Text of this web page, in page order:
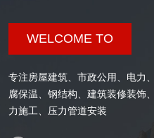
WELCOME TO
专注房屋建筑、市政公用、电力
腐保温、钢结构、建筑装修装饰
力施工、压力管道安装